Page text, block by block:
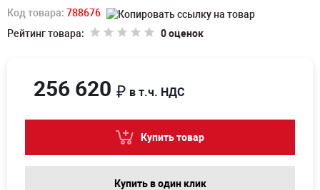
Код товара: 788676
Рейтинг товара:
0 оценок
256 620 ₽ в т.ч. НДС
Купить товар
Купить в один клик